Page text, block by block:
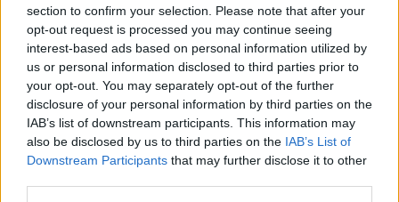
section to confirm your selection. Please note that after your
opt-out request is processed you may continue seeing
interest-based ads based on personal information utilized by
us or personal information disclosed to third parties prior to
your opt-out. You may separately opt-out of the further
disclosure of your personal information by third parties on the
IAB’s list of downstream participants. This information may
also be disclosed by us to third parties on the IAB’s List of
Downstream Participants that may further disclose it to other
Αν τα χάσατε